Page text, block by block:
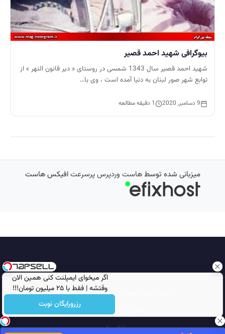
اگر میخوای ایمپلنت کنی همین الان
وقتشه | فقط با ۲۵ میلیون تومان!!!
رزرورایگان نوبت
بیوگرافی شهید احمد قصیر
شهید احمد قصیر سال 1343 شمسی در روستای « دیر قانون النهر » از
توابع شهر صور لبنان به دنیا آمده است ، وی با…
9 دسامبر, 2020 1 دقیقه مطالعه
میزبانی شده توسطهاست وردپرس پرسرعتافیکس هاست
تمامی حقوق محفوظ است © 2026
مجله نورگرام
انجمن نورگرام
بانک عکس